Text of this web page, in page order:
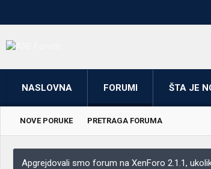
NASLOVNA FORUMI ŠTA JE
NOVE PORUKE PRETRAGA FORUMA
Apgrejdovali smo forum na XenForo 2.1.1,